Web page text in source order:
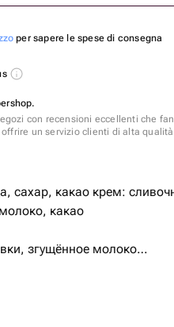
per sapere le spese di consegna
con recensioni eccellenti che
un servizio clienti di alta
сахар, какао крем:
какао
згущённое молоко